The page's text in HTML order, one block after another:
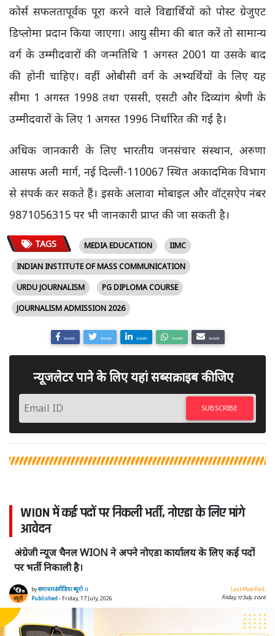
कोर्स सफलतापूर्वक पूरा करने वाले विद्यार्थियों को पोस्ट ग्रेजुएट
डिप्लोमा प्रदान किया जाएगा। आयु सीमा की बात करें तो सामान्य
वर्ग के उम्मीदवारों की जन्मतिथि 1 अगस्त 2001 या उसके बाद
की होनी चाहिए। वहीं ओबीसी वर्ग के अभ्यर्थियों के लिए यह
सीमा 1 अगस्त 1998 तथा एससी, एसटी और दिव्यांग श्रेणी के
उम्मीदवारों के लिए 1 अगस्त 1996 निर्धारित की गई है।
अधिक जानकारी के लिए भारतीय जनसंचार संस्थान, अरुणा
आसफ अली मार्ग, नई दिल्ली-110067 स्थित अकादमिक विभाग
से संपर्क कर सकते हैं। इसके अलावा मोबाइल और वॉट्सऐप नंबर
9871056315 पर भी जानकारी प्राप्त की जा सकती है।
TAGS MEDIA EDUCATION
IIMC
INDIAN INSTITUTE OF MASS COMMUNICATION
URDU JOURNALISM
PG DIPLOMA COURSE
JOURNALISM ADMISSION 2026
SHARE SHARE SHARE SHARE SHARE
न्यूजलेटर पाने के लिए यहां सब्सक्राइब कीजिए
SUBSCRIBE
WION में कई पदों पर निकली भर्ती, नोएडा के लिए मांगे
आवेदन
अंग्रेजी न्यूज चैनल WION ने अपने नोएडा कार्यालय के लिए कई पदों
पर भर्ती निकाली है।
byसमाचार4मीडिया ब्यूरो ।।
Published- Friday, 17 July, 2026
Last Modified:
Friday, 17 July, 2026